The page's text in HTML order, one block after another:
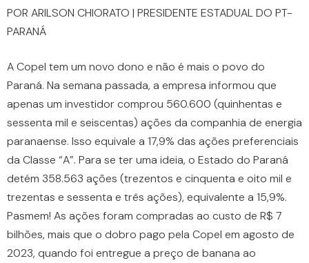
POR ARILSON CHIORATO | PRESIDENTE ESTADUAL DO PT-
PARANÁ
A Copel tem um novo dono e não é mais o povo do
Paraná. Na semana passada, a empresa informou que
apenas um investidor comprou 560.600 (quinhentas e
sessenta mil e seiscentas) ações da companhia de energia
paranaense. Isso equivale a 17,9% das ações preferenciais
da Classe “A”. Para se ter uma ideia, o Estado do Paraná
detém 358.563 ações (trezentos e cinquenta e oito mil e
trezentas e sessenta e três ações), equivalente a 15,9%.
Pasmem! As ações foram compradas ao custo de R$ 7
bilhões, mais que o dobro pago pela Copel em agosto de
2023, quando foi entregue a preço de banana ao